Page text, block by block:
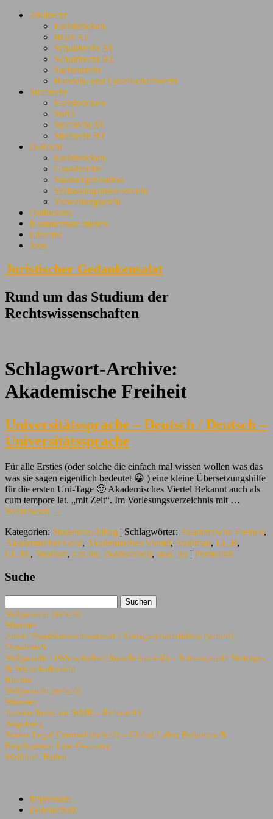
Zivilrecht
Eselsbrücken
BGB AT
Schuldrecht AT
Schuldrecht BT
Sachenrecht
Handels- und Gesellschaftsrecht
Strafrecht
Eselsbrücken
StPO
Strafrecht AT
Strafrecht BT
Ö-Recht
Eselsbrücken
Grundrechte
Staatsorganisation
Verfassungsprozessrecht
Verwaltungsrecht
Onlinekurs
Kommentare mieten
Literatur
Jobs
Juristischer Gedankensalat
Rund um das Studium der
Rechtswissenschaften
Schlagwort-Archive:
Akademische Freiheit
Universitätssprache – Deutsch / Deutsch –
Universitätssprache
Für alle Ersties (oder solche die einfach mal wissen wollen was das
was sie sagen eigentlich bedeutet 😀 ) eine kleine Übersetzungshilfe
für die ersten Uni-Tage 🙂 Akademisches Viertel Bekannt auch als
cum tempore lat. „mit Zeit“. Im Vorlesungsverzeichnis mit …
Weiterlesen →
Kategorien: Studenten-Alltag | Schlagwörter: Akademische Freiheit,
Akademischer Grad, Akademisches Viertel, Audimax, LL.B,
LL.M., Studium, can.iur. Doktorarbeit, stud. iur| Permalink
Suche
Volljurist/in (m/w/d)
Münster
Jurist / Syndikusrechtsanwalt / Kreisgeschäftsführer (w/m/d)
Osnabrück
VolljuristIn / (Wirtschafts-) JuristIn (m/w/d) – Schwerpunkt Vertrags-
& Wirtschaftsrecht
Rheine
Volljurist/in (m/w/d)
Münster
Juristin/Jurist am StMB – Referat 61
Augsburg
Senior Legal Counsel (m/w/d) – Global Labor Relations &
Employment Law Germany
Walldorf, Baden
Impressum
Datenschutz